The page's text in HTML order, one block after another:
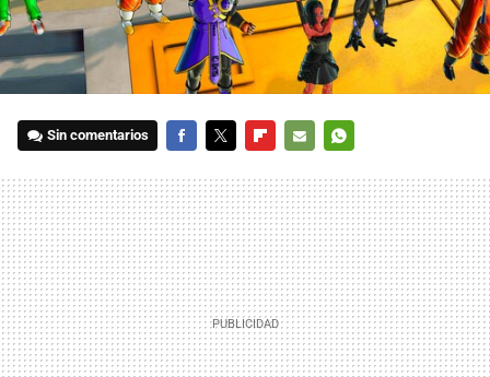
Sin comentarios
MAIL